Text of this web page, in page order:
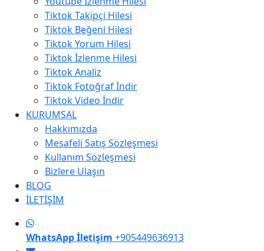
Tiktok Takipçi Hilesi
Tiktok Beğeni Hilesi
Tiktok Yorum Hilesi
Tiktok İzlenme Hilesi
Tiktok Analiz
Tiktok Fotoğraf İndir
Tiktok Video İndir
KURUMSAL
Hakkımızda
Mesafeli Satış Sözleşmesi
Kullanım Sözleşmesi
Bizlere Ulaşın
BLOG
İLETİŞİM
WhatsApp İletişim +905449636913